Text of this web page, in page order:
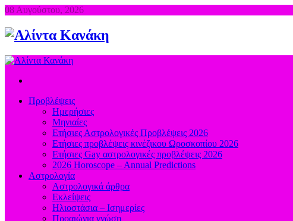
08 Αυγούστου, 2026
Προβλέψεις
Ημερήσιες
Μηνιαίες
Ετήσιες Αστρολογικές Προβλέψεις 2026
Ετήσιες προβλέψεις κινέζικου Ωροσκοπίου 2026
Ετήσιες Gay αστρολογικές προβλέψεις 2026
2026 Horoscope – Annual Predictions
Αστρολογία
Αστρολογικά άρθρα
Εκλείψεις
Ηλιοστάσια – Ισημερίες
Προαιώνια γνώση